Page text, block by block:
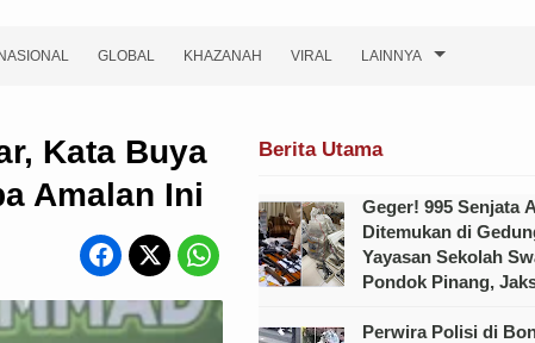
NASIONAL GLOBAL KHAZANAH VIRAL LAINNYA
Kata Buya
Amalan Ini
Berita Utama
Geger! 995 Senjata
Ditemukan di
Yayasan Sekolah
Pondok Pinang,
Perwira Polisi di